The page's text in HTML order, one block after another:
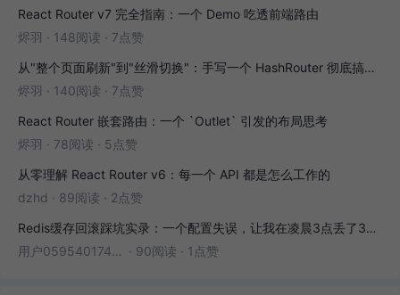
React Router v7 完全指南：一个 Demo 吃透前端路由
烬羽 · 148阅读 · 7点赞
从"整个页面刷新"到"丝滑切换"：手写一个 HashRouter 彻底搞懂前端路由
烬羽 · 140阅读 · 7点赞
React Router 嵌套路由：一个 `Outlet` 引发的布局思考
烬羽 · 78阅读 · 5点赞
从零理解 React Router v6：每一个 API 都是怎么工作的
dzhd · 89阅读 · 2点赞
Redis缓存回滚踩坑实录：一个配置失误，让我在凌晨3点丢了3000条数据
用户05954017446 · 90阅读 · 1点赞